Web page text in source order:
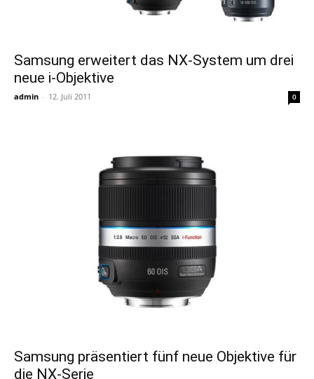
Samsung erweitert das NX-System um drei
neue i-Objektive
admin - 12. Juli 2011 0
Samsung präsentiert fünf neue Objektive für
die NX-Serie